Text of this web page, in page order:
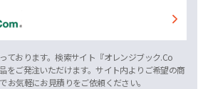
ております。検索サイト『オレンジブック.Co
をご発注いただけます。サイト内よりご希望の商
お気軽にお見積りをご依頼ください。